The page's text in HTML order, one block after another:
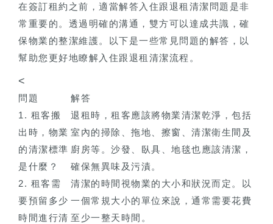
在簽訂租約之前，適當解答入住跟退租清潔問題是非
常重要的。透過明確的溝通，雙方可以達成共識，確
保物業的整潔維護。以下是一些常見問題的解答，以
幫助您更好地瞭解入住跟退租清潔流程。
<
問題
解答
1. 租客搬
出時，物業
的清潔標準
是什麼？
退租時，租客應該將物業清潔乾淨，包括
室內的掃除、拖地、擦窗、清潔衛生間及
廚房等。沙發、臥具、地毯也應該清潔，
確保無異味及污漬。
2. 租客需
要預留多少
時間進行清
清潔的時間視物業的大小和狀況而定。以
一個常規大小的單位來說，通常需要花費
至少一整天時間。